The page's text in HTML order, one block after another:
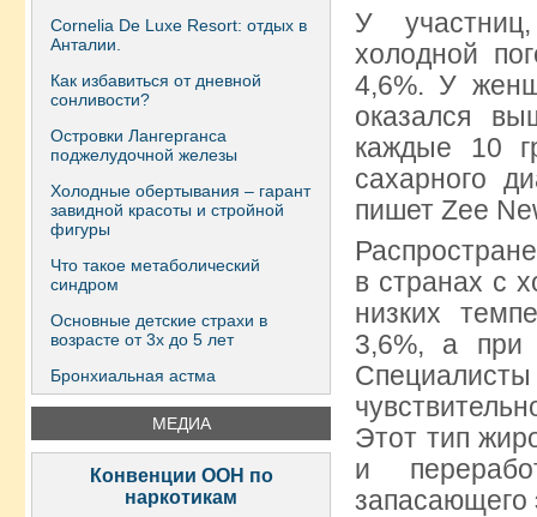
Сornelia De Luxe Resort: отдых в
Анталии.
Как избавиться от дневной
сонливости?
Островки Лангерганса
поджелудочной железы
Холодные обертывания – гарант
завидной красоты и стройной
фигуры
Что такое метаболический
синдром
Основные детские страхи в
возрасте от 3х до 5 лет
Бронхиальная астма
МЕДИА
Конвенции ООН по
наркотикам
У
холодной
4,6%. У
оказался
каждые 10
сахарного
пишет Zee
в странах с
низких
3,6%, а при
Этот тип
и
запасающего